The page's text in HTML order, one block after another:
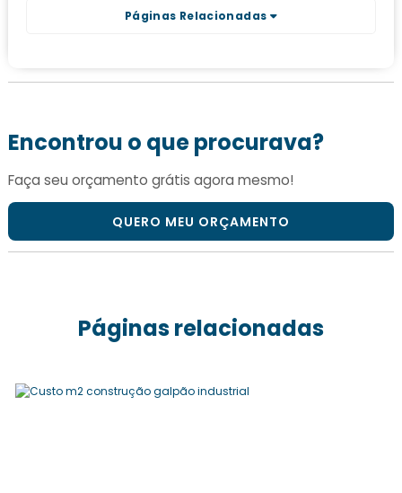
Páginas Relacionadas
Encontrou o que procurava?
Faça seu orçamento grátis agora mesmo!
QUERO MEU ORÇAMENTO
Páginas relacionadas